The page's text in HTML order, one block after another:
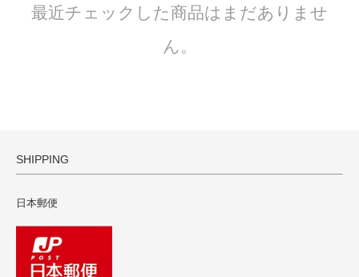
最近チェックした商品はまだありませ
ん。
SHIPPING
日本郵便